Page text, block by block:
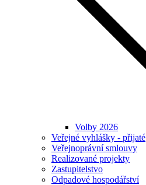
Volby 2026
Veřejné vyhlášky - přijaté
Veřejnoprávní smlouvy
Realizované projekty
Zastupitelstvo
Odpadové hospodářství